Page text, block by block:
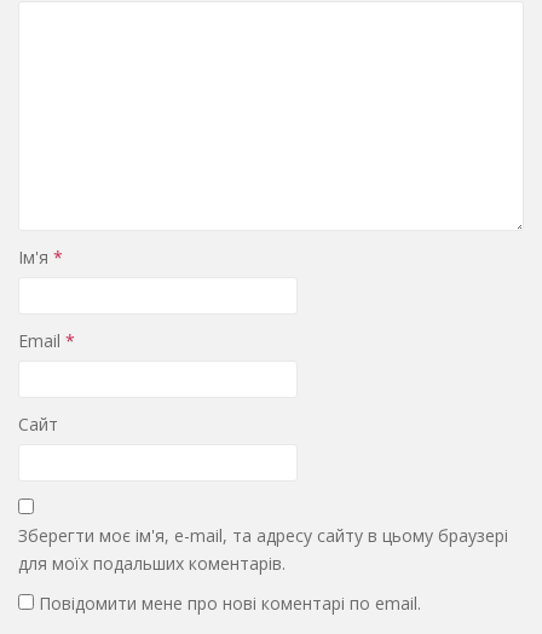
Ім'я *
Email *
Сайт
Зберегти моє ім'я, e-mail, та адресу сайту в цьому браузері
для моїх подальших коментарів.
Повідомити мене про нові коментарі по email.